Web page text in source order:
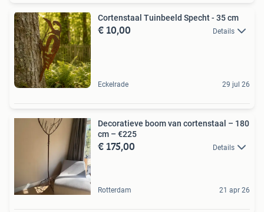
Cortenstaal Tuinbeeld Specht - 35 cm
€ 10,00 Details
Eckelrade 29 jul 26
Decoratieve boom van cortenstaal – 180
cm – €225
€ 175,00 Details
Rotterdam 21 apr 26